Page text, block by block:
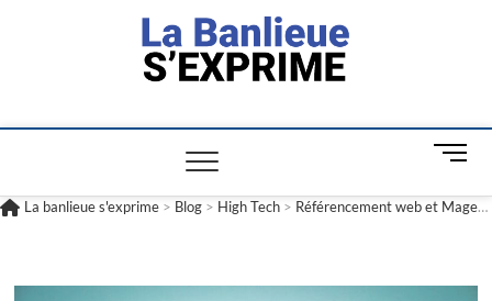
La banlieue
s'exprime
M
n
La banlieue s'exprime > Blog > High Tech > Référencement web et Magento : ce qu’il faut savoir